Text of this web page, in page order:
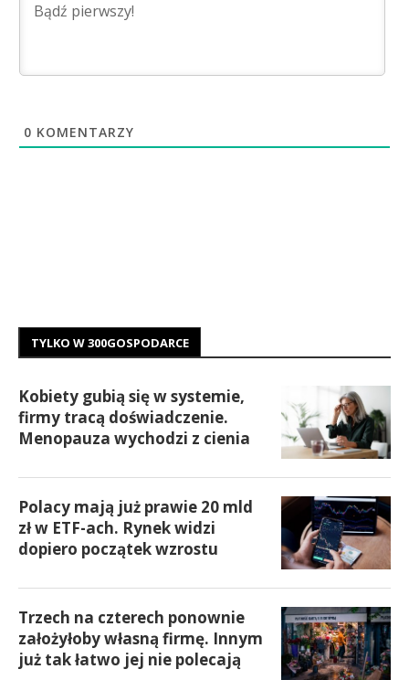
0 KOMENTARZY
TYLKO W 300GOSPODARCE
Kobiety gubią się w systemie,
firmy tracą doświadczenie.
Menopauza wychodzi z cienia
Polacy mają już prawie 20 mld
zł w ETF-ach. Rynek widzi
dopiero początek wzrostu
Trzech na czterech ponownie
założyłoby własną firmę. Innym
już tak łatwo jej nie polecają